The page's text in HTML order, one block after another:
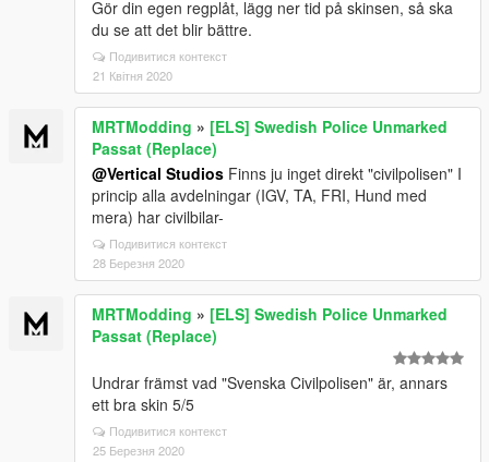
Gör din egen regplåt, lägg ner tid på skinsen, så ska
du se att det blir bättre.
Подивитися контекст
21 Квітня 2020
MRTModding » [ELS] Swedish Police Unmarked
Passat (Replace)
@Vertical Studios Finns ju inget direkt "civilpolisen" I
princip alla avdelningar (IGV, TA, FRI, Hund med
mera) har civilbilar-
Подивитися контекст
28 Березня 2020
MRTModding » [ELS] Swedish Police Unmarked
Passat (Replace)
Undrar främst vad "Svenska Civilpolisen" är, annars
ett bra skin 5/5
Подивитися контекст
25 Березня 2020